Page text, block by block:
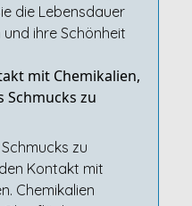
die Lebensdauer
ihre Schönheit
mit Chemikalien,
Schmucks zu
zu
Kontakt mit
Chemikalien